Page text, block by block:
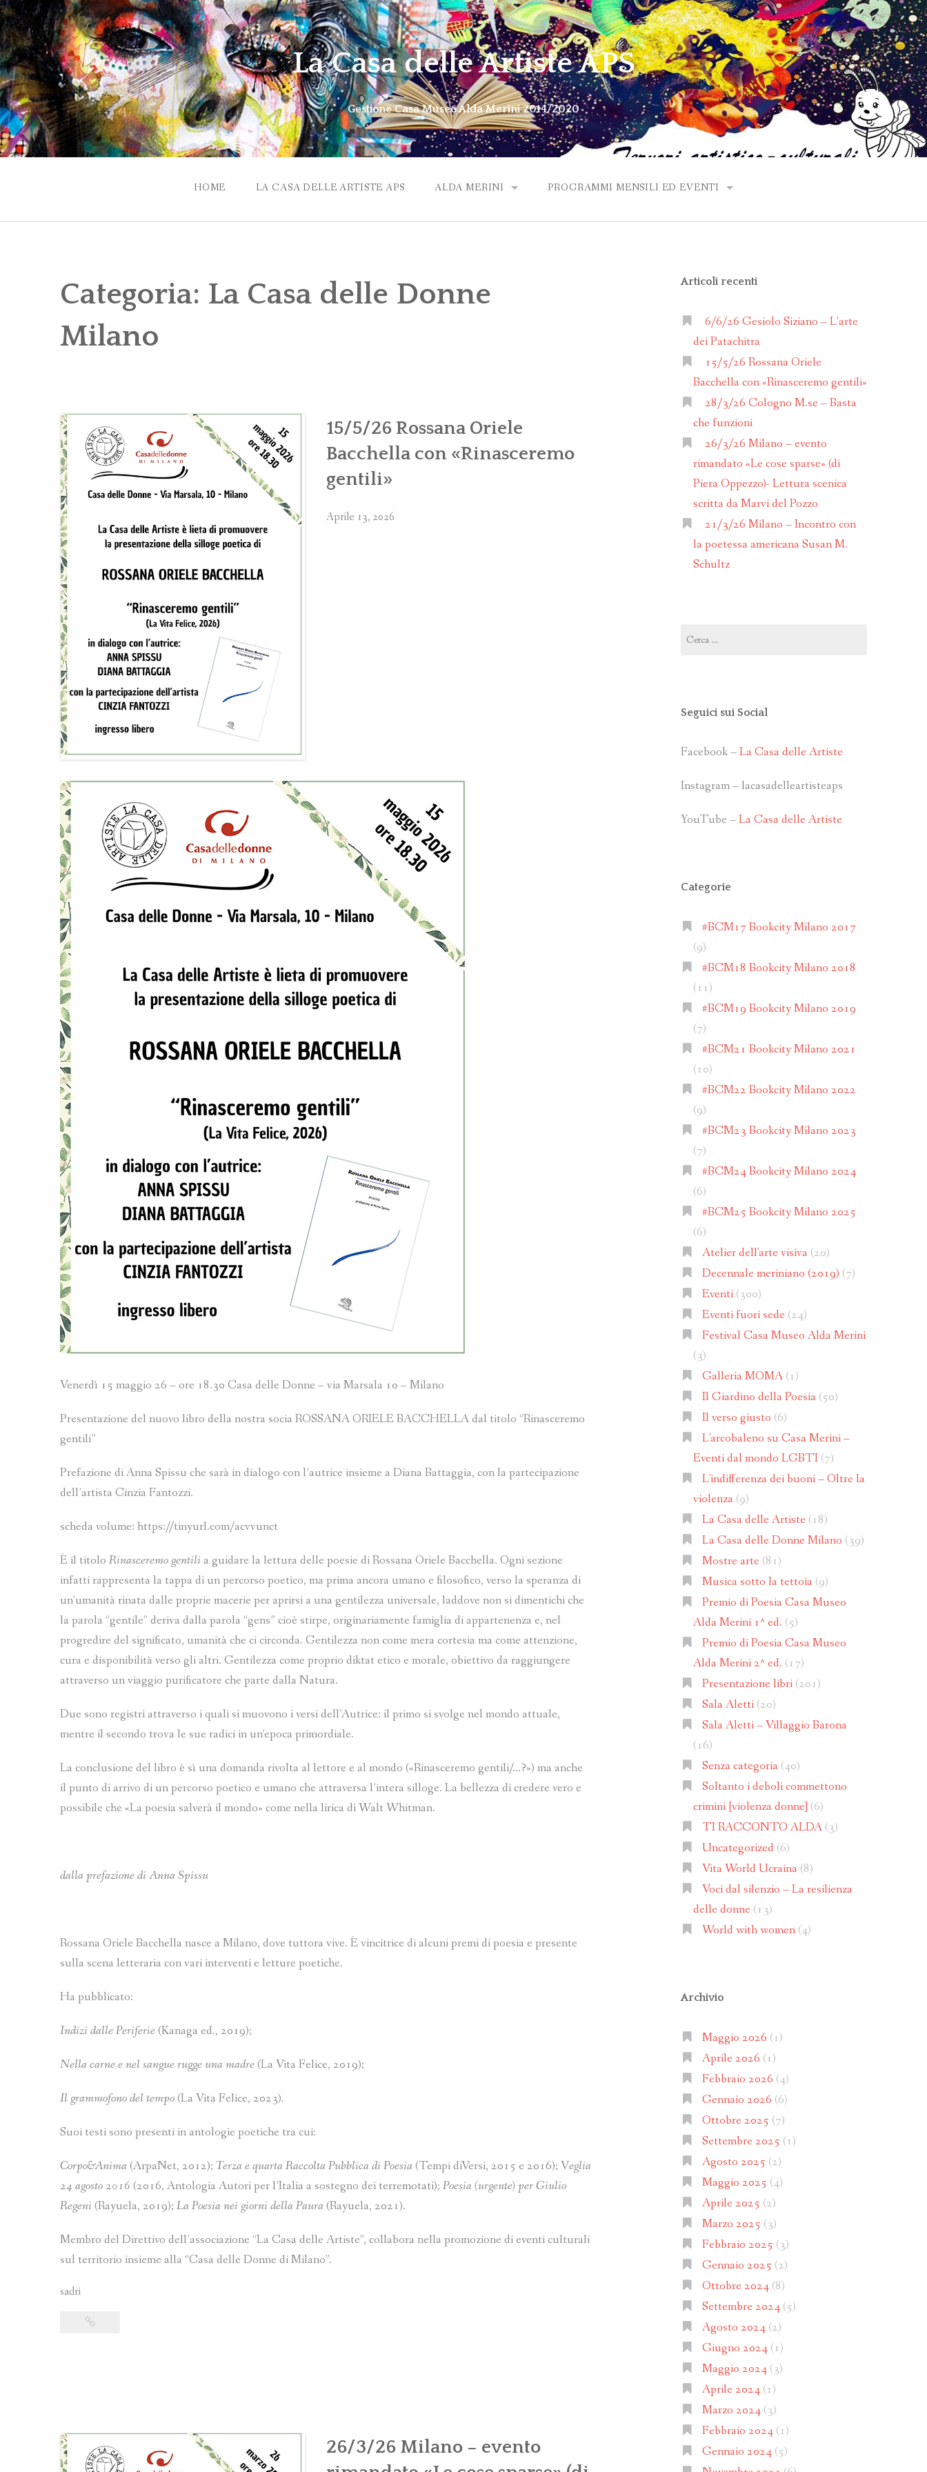
Skip
to
content
La Casa delle Artiste APS
Gestione Casa Museo Alda Merini 2014/2020
HOME LA CASA DELLE ARTISTE APS ALDA MERINI
ALDA VIDEO OMAGGIO
PROGRAMMI MENSILI ED EVENTI
ANNO 2020
Categoria: La Casa delle Donne
Milano
15/5/26 Rossana Oriele
Bacchella con «Rinasceremo
gentili»
Aprile 13, 2026
Venerdì 15 maggio 26 – ore 18.30 Casa delle Donne – via Marsala 10 – Milano
Presentazione del nuovo libro della nostra socia ROSSANA ORIELE BACCHELLA dal titolo “Rinasceremo
gentili”
Prefazione di Anna Spissu che sarà in dialogo con l’autrice insieme a Diana Battaggia, con la partecipazione
dell’artista Cinzia Fantozzi.
scheda volume: https://tinyurl.com/acvvunct
È il titolo Rinasceremo gentili a guidare la lettura delle poesie di Rossana Oriele Bacchella. Ogni sezione
infatti rappresenta la tappa di un percorso poetico, ma prima ancora umano e filosofico, verso la speranza di
un’umanità rinata dalle proprie macerie per aprirsi a una gentilezza universale, laddove non si dimentichi che
la parola “gentile” deriva dalla parola “gens” cioè stirpe, originariamente famiglia di appartenenza e, nel
progredire del significato, umanità che ci circonda. Gentilezza non come mera cortesia ma come attenzione,
cura e disponibilità verso gli altri. Gentilezza come proprio diktat etico e morale, obiettivo da raggiungere
attraverso un viaggio purificatore che parte dalla Natura.
Due sono registri attraverso i quali si muovono i versi dell’Autrice: il primo si svolge nel mondo attuale,
mentre il secondo trova le sue radici in un’epoca primordiale.
La conclusione del libro è sì una domanda rivolta al lettore e al mondo («Rinasceremo gentili/…?») ma anche
il punto di arrivo di un percorso poetico e umano che attraversa l’intera silloge. La bellezza di credere vero e
possibile che «La poesia salverà il mondo» come nella lirica di Walt Whitman.
dalla prefazione di Anna Spissu
Rossana Oriele Bacchella nasce a Milano, dove tuttora vive. È vincitrice di alcuni premi di poesia e presente
sulla scena letteraria con vari interventi e letture poetiche.
Ha pubblicato:
Indizi dalle Periferie(Kanaga ed., 2019);
Nella carne e nel sangue rugge una madre(La Vita Felice, 2019);
Il grammofono del tempo(La Vita Felice, 2023).
Suoi testi sono presenti in antologie poetiche tra cui:
Corpo&Anima (ArpaNet, 2012); Terza e quarta Raccolta Pubblica di Poesia (Tempi diVersi, 2015 e 2016); Veglia
24 agosto 2016 (2016, Antologia Autori per l’Italia a sostegno dei terremotati); Poesia (urgente) per Giulio
Regeni (Rayuela, 2019); La Poesia nei giorni della Paura (Rayuela, 2021).
Membro del Direttivo dell’associazione “La Casa delle Artiste”, collabora nella promozione di eventi culturali
sul territorio insieme alla “Casa delle Donne di Milano”.
sadri
26/3/26 Milano – evento
Articoli recenti
6/6/26 Gesiolo Siziano – L’arte
dei Patachitra
15/5/26 Rossana Oriele
Bacchella con «Rinasceremo gentili»
28/3/26 Cologno M.se – Basta
che funzioni
26/3/26 Milano – evento
rimandato «Le cose sparse» (di
Piera Oppezzo)- Lettura scenica
scritta da Marvi del Pozzo
21/3/26 Milano – Incontro con
la poetessa americana Susan M.
Schultz
per:
Seguici sui Social
Facebook –La Casa delle Artiste
Instagram – lacasadelleartisteaps
YouTube –La Casa delle Artiste
Categorie
#BCM17 Bookcity Milano 2017
(9)
#BCM18 Bookcity Milano 2018
(11)
#BCM19 Bookcity Milano 2019
(7)
#BCM21 Bookcity Milano 2021
(10)
#BCM22 Bookcity Milano 2022
(9)
#BCM23 Bookcity Milano 2023
(7)
#BCM24 Bookcity Milano 2024
(6)
#BCM25 Bookcity Milano 2025
(6)
Atelier dell'arte visiva (20)
Decennale meriniano (2019) (7)
Eventi(300)
Eventi fuori sede (24)
Festival Casa Museo Alda Merini
(3)
Galleria MOMA(1)
Il Giardino della Poesia (50)
Il verso giusto (6)
L'arcobaleno su Casa Merini –
Eventi dal mondo LGBTI(7)
L'indifferenza dei buoni – Oltre la
violenza (9)
La Casa delle Artiste (18)
La Casa delle Donne Milano (39)
Mostre arte (81)
Musica sotto la tettoia (9)
Premio di Poesia Casa Museo
Alda Merini 1^ ed. (5)
Premio di Poesia Casa Museo
Alda Merini 2^ ed. (17)
Presentazione libri(201)
Sala Aletti(20)
Sala Aletti – Villaggio Barona
(16)
Senza categoria (40)
Soltanto i deboli commettono
crimini [violenza donne] (6)
TI RACCONTO ALDA(3)
Uncategorized (6)
Vita World Ucraina (8)
Voci dal silenzio – La resilienza
delle donne (13)
World with women(4)
Archivio
Maggio 2026 (1)
Aprile 2026 (1)
Febbraio 2026 (4)
Gennaio 2026 (6)
Ottobre 2025 (7)
Settembre 2025 (1)
Agosto 2025 (2)
Maggio 2025 (4)
Aprile 2025 (2)
Marzo 2025 (3)
Febbraio 2025 (3)
Gennaio 2025 (2)
Ottobre 2024(8)
Settembre 2024(5)
Agosto 2024(2)
Giugno 2024(1)
Maggio 2024(3)
Aprile 2024(1)
Marzo 2024(3)
Febbraio 2024(1)
Gennaio 2024(5)